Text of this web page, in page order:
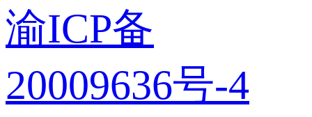
渝ICP备
20009636号-4